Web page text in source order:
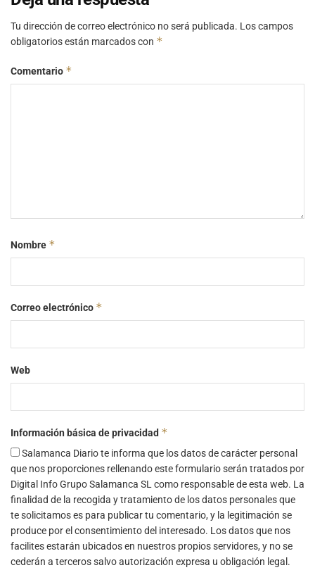
Tu dirección de correo electrónico no será publicada. Los campos
obligatorios están marcados con *
Comentario *
Nombre *
Correo electrónico *
Web
Información básica de privacidad *
Salamanca Diario te informa que los datos de carácter personal
que nos proporciones rellenando este formulario serán tratados por
Digital Info Grupo Salamanca SL como responsable de esta web. La
finalidad de la recogida y tratamiento de los datos personales que
te solicitamos es para publicar tu comentario, y la legitimación se
produce por el consentimiento del interesado. Los datos que nos
facilites estarán ubicados en nuestros propios servidores, y no se
cederán a terceros salvo autorización expresa u obligación legal.